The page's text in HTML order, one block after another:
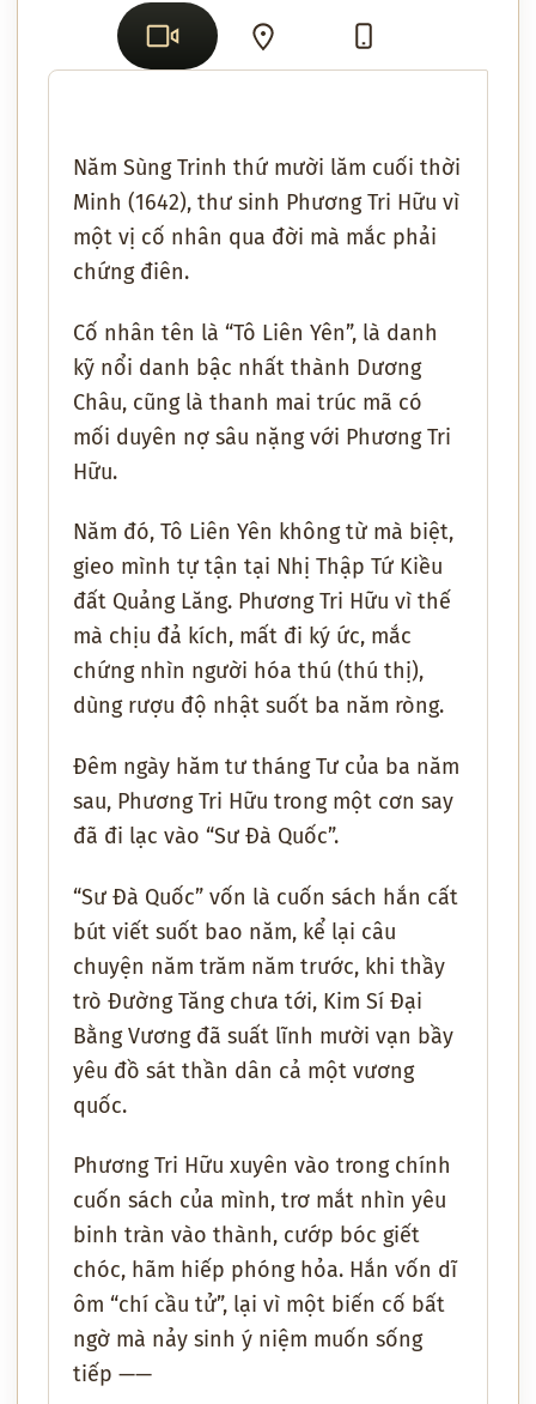
Năm Sùng Trinh thứ mười lăm cuối thời
Minh (1642), thư sinh Phương Tri Hữu vì
một vị cố nhân qua đời mà mắc phải
chứng điên.
Cố nhân tên là “Tô Liên Yên”, là danh
kỹ nổi danh bậc nhất thành Dương
Châu, cũng là thanh mai trúc mã có
mối duyên nợ sâu nặng với Phương Tri
Hữu.
Năm đó, Tô Liên Yên không từ mà biệt,
gieo mình tự tận tại Nhị Thập Tứ Kiều
đất Quảng Lăng. Phương Tri Hữu vì thế
mà chịu đả kích, mất đi ký ức, mắc
chứng nhìn người hóa thú (thú thị),
dùng rượu độ nhật suốt ba năm ròng.
Đêm ngày hăm tư tháng Tư của ba năm
sau, Phương Tri Hữu trong một cơn say
đã đi lạc vào “Sư Đà Quốc”.
“Sư Đà Quốc” vốn là cuốn sách hắn cất
bút viết suốt bao năm, kể lại câu
chuyện năm trăm năm trước, khi thầy
trò Đường Tăng chưa tới, Kim Sí Đại
Bằng Vương đã suất lĩnh mười vạn bầy
yêu đồ sát thần dân cả một vương
quốc.
Phương Tri Hữu xuyên vào trong chính
cuốn sách của mình, trơ mắt nhìn yêu
binh tràn vào thành, cướp bóc giết
chóc, hãm hiếp phóng hỏa. Hắn vốn dĩ
ôm “chí cầu tử”, lại vì một biến cố bất
ngờ mà nảy sinh ý niệm muốn sống
tiếp ——